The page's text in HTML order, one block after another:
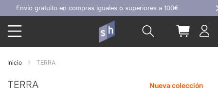
Ir
al
contenido
Envío gratuito en compras iguales o superiores a 100€
Buscar Mi
Inicio TERRA
TERRA Nueva colección